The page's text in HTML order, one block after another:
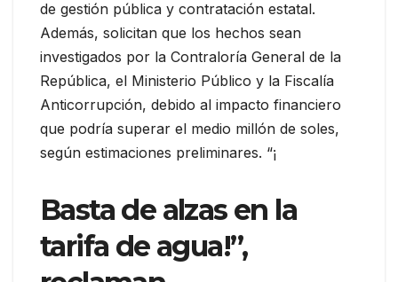
de gestión pública y contratación estatal.
Además, solicitan que los hechos sean
investigados por la Contraloría General de la
República, el Ministerio Público y la Fiscalía
Anticorrupción, debido al impacto financiero
que podría superar el medio millón de soles,
según estimaciones preliminares. “¡
Basta de alzas en la
tarifa de agua!”,